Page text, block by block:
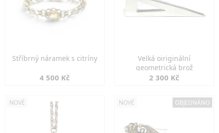
Stříbrný náramek s citríny
4 500 Kč
Velká oiriginální
geometrická brož
2 300 Kč
NOVÉ NOVÉ OBJEDNÁNO